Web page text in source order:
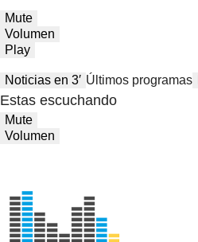
Mute
Volumen
Play
Noticias en 3′ Últimos programas
Estas escuchando
Mute
Volumen